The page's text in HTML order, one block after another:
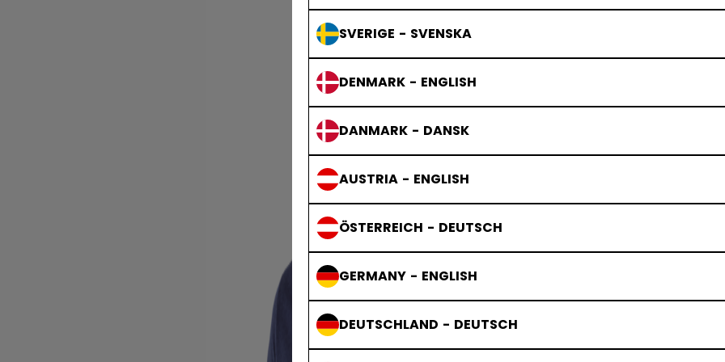
SVERIGE - SVENSKA
DENMARK - ENGLISH
DANMARK - DANSK
AUSTRIA - ENGLISH
ÖSTERREICH - DEUTSCH
GERMANY - ENGLISH
DEUTSCHLAND - DEUTSCH